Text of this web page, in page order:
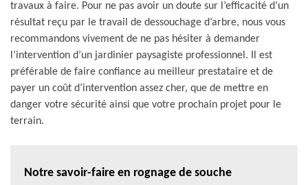
travaux à faire. Pour ne pas avoir un doute sur l’efficacité d’un
résultat reçu par le travail de dessouchage d’arbre, nous vous
recommandons vivement de ne pas hésiter à demander
l’intervention d’un jardinier paysagiste professionnel. Il est
préférable de faire confiance au meilleur prestataire et de
payer un coût d’intervention assez cher, que de mettre en
danger votre sécurité ainsi que votre prochain projet pour le
terrain.
Notre savoir-faire en rognage de souche